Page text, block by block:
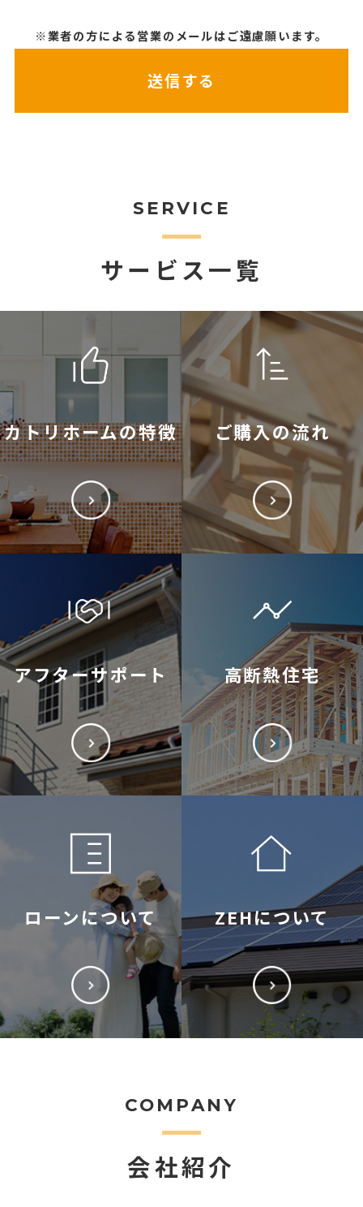
※業者の方による営業のメールはご遠慮願います。
SERVICE
サービス一覧
カトリホームの特徴 ご購入の流れ
アフターサポート 高断熱住宅
ローンについて ZEHについて
COMPANY
会社紹介